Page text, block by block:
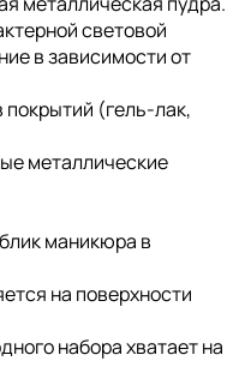
световой
в зависимости от
(гель-лак,
металлические
маникюра в
на поверхности
набора хватает на